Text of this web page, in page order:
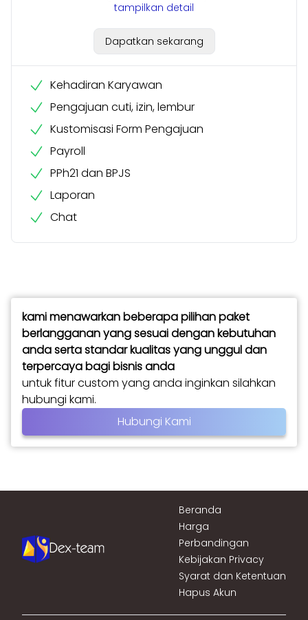
tampilkan detail
Dapatkan sekarang
Kehadiran Karyawan
Pengajuan cuti, izin, lembur
Kustomisasi Form Pengajuan
Payroll
PPh21 dan BPJS
Laporan
Chat
kami menawarkan beberapa pilihan paket
berlangganan yang sesuai dengan kebutuhan
anda serta standar kualitas yang unggul dan
terpercaya bagi bisnis anda
untuk fitur custom yang anda inginkan silahkan
hubungi kami.
Hubungi Kami
Beranda
Harga
Perbandingan
Kebijakan Privacy
Syarat dan Ketentuan
Hapus Akun